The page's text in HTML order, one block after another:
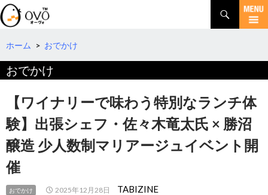
検
索
コ
テ
ツ
へ
ホーム > おでかけ
おでかけ
【ワイナリーで味わう特別なランチ体
験】出張シェフ・佐々木竜太氏 × 勝沼
醸造 少人数制マリアージュイベント開
催
おでかけ 2025年12月28日 TABIZINE